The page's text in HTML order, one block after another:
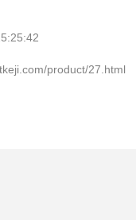
product/27.html